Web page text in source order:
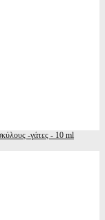
-γάτες - 10 ml